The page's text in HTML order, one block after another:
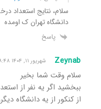
سلام، نتایج استعداد
دانشگاه تهران ک اومده
پاسخ
Zeynab شهریور ۱۱, ۱۴۰۴ ۸:۴۸ ب٫ظ
سلام وقت شما بخیر
ببخشید اگر یه نفر از
از کنکور از یه دانشگاه